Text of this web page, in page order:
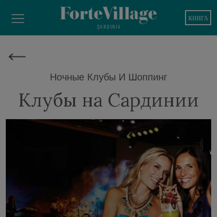
КНИГА
Ночные Клубы И Шоппинг
Клубы на Сардинии